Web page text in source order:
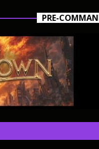
PRE-